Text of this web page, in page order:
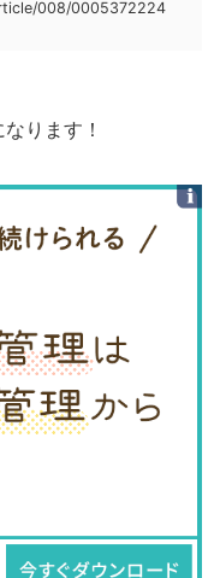
008/0005372224
ります！